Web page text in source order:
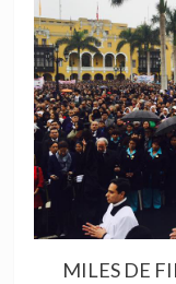
MILES DE